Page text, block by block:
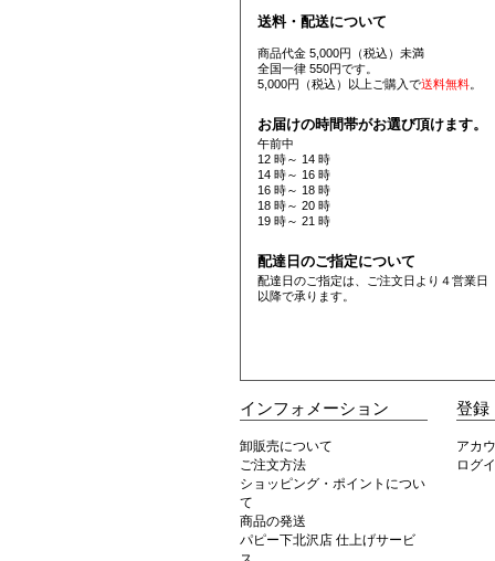
送料・配送について
商品代金 5,000円（税込）未満
全国一律 550円です。
5,000円（税込）以上ご購入で送料無料。
お届けの時間帯がお選び頂けます。
午前中
12 時～ 14 時
14 時～ 16 時
16 時～ 18 時
18 時～ 20 時
19 時～ 21 時
配達日のご指定について
配達日のご指定は、ご注文日より４営業日
以降で承ります。
インフォメーション
卸販売について
ご注文方法
ショッピング・ポイントについ
て
商品の発送
パピー下北沢店 仕上げサービ
登録
アカ
ログ